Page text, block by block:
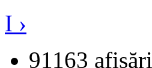
I ›
91163 afişări